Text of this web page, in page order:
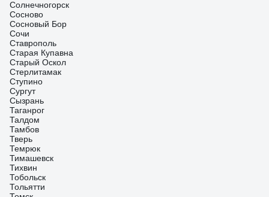
Солнечногорск
Сосново
Сосновый Бор
Сочи
Ставрополь
Старая Купавна
Старый Оскол
Стерлитамак
Ступино
Сургут
Сызрань
Таганрог
Талдом
Тамбов
Тверь
Темрюк
Тимашевск
Тихвин
Тобольск
Тольятти